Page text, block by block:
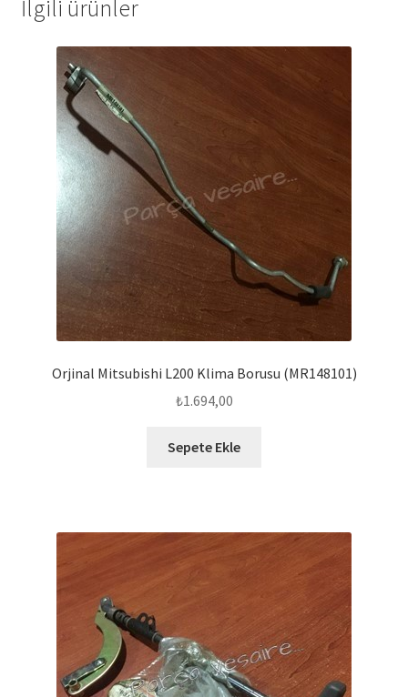
İlgili ürünler
Orjinal Mitsubishi L200 Klima Borusu (MR148101)
₺1.694,00
Sepete Ekle